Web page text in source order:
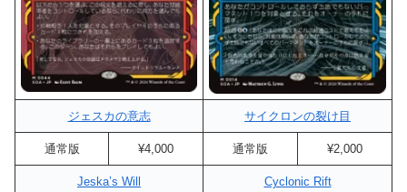
ジェスカの意志 サイクロンの裂け目
通常版 ¥4,000 通常版 ¥2,000
Jeska’s Will Cyclonic Rift